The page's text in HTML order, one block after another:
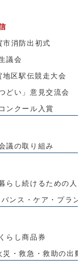
市消防出初式
議会
地区駅伝競走大会
どい」意見交流会
ンクール入賞
議の取り組み
らし続けるための人
ンス・ケア・プラン
らし商品券
・救急・救助の出動